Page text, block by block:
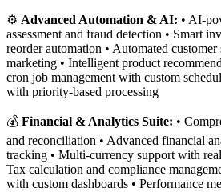
⚙️ Advanced Automation & AI: • AI-
assessment and fraud detection • Smart
reorder automation • Automated customer
marketing • Intelligent product
cron job management with custom
with priority-based processing
💰 Financial & Analytics Suite: •
and reconciliation • Advanced financial
tracking • Multi-currency support with
Tax calculation and compliance
with custom dashboards • Performance